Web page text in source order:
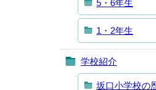
5・6年生
1・2年生
学校紹介
坂口小学校の